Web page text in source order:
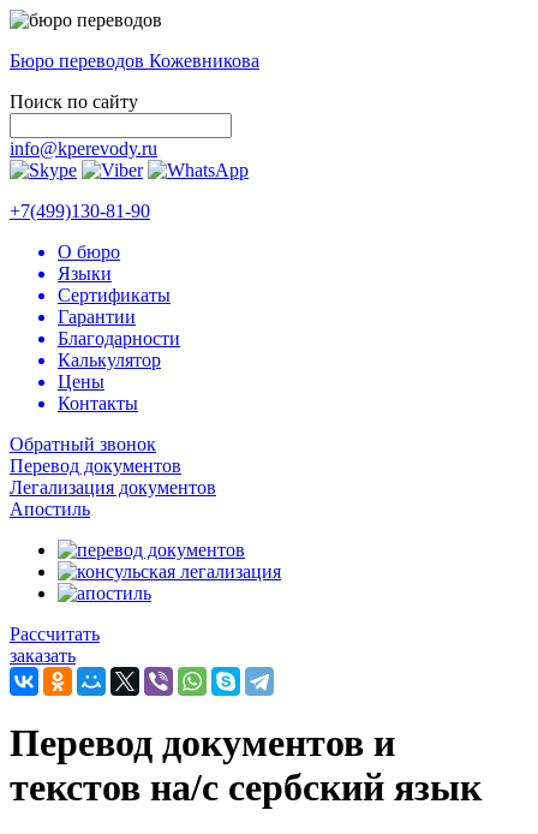
Бюро переводов Кожевникова
Поиск по сайту
info@kperevody.ru
+7(499)130-81-90
О бюро
Языки
Сертификаты
Гарантии
Благодарности
Калькулятор
Цены
Контакты
Обратный звонок
Перевод документов
Легализация документов
Апостиль
Рассчитать
заказать
Перевод документов и
текстов на/с сербский язык